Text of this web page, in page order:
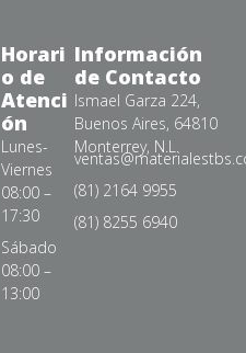
Información
de Contacto
Ismael Garza 224,
Buenos Aires, 64810
Monterrey, N.L.
(81) 2164 9955
(81) 8255 6940
Horari
o de
Atenci
ón
Lunes-
Viernes
08:00 –
17:30
Sábado
08:00 –
13:00